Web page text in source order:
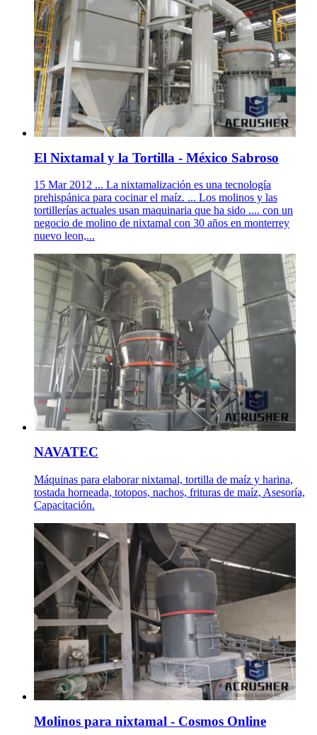
El Nixtamal y la Tortilla - México Sabroso
15 Mar 2012 ... La nixtamalización es una tecnología
prehispánica para cocinar el maíz. ... Los molinos y las
tortillerías actuales usan maquinaria que ha sido .... con un
negocio de molino de nixtamal con 30 años en monterrey
nuevo leon,...
NAVATEC
Máquinas para elaborar nixtamal, tortilla de maíz y harina,
tostada horneada, totopos, nachos, frituras de maíz, Asesoría,
Capacitación.
Molinos para nixtamal - Cosmos Online